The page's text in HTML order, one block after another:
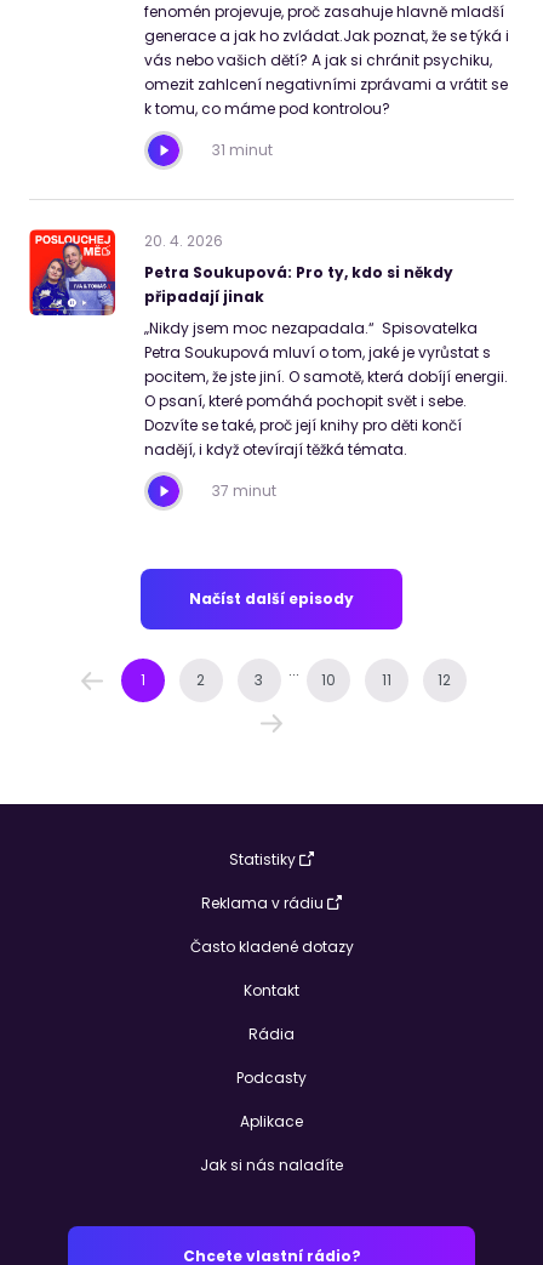
fenomén projevuje, proč zasahuje hlavně mladší
generace a jak ho zvládat.Jak poznat, že se týká i
vás nebo vašich dětí? A jak si chránit psychiku,
omezit zahlcení negativními zprávami a vrátit se
k tomu, co máme pod kontrolou?
31 minut
20. 4. 2026
Petra Soukupová: Pro ty, kdo si někdy
připadají jinak
„Nikdy jsem moc nezapadala.“ Spisovatelka
Petra Soukupová mluví o tom, jaké je vyrůstat s
pocitem, že jste jiní. O samotě, která dobíjí energii.
O psaní, které pomáhá pochopit svět i sebe.
Dozvíte se také, proč její knihy pro děti končí
nadějí, i když otevírají těžká témata.
37 minut
Načíst další episody
1 2 3 ... 10 11 12
Statistiky
Reklama v rádiu
Často kladené dotazy
Kontakt
Rádia
Podcasty
Aplikace
Jak si nás naladíte
Chcete vlastní rádio?